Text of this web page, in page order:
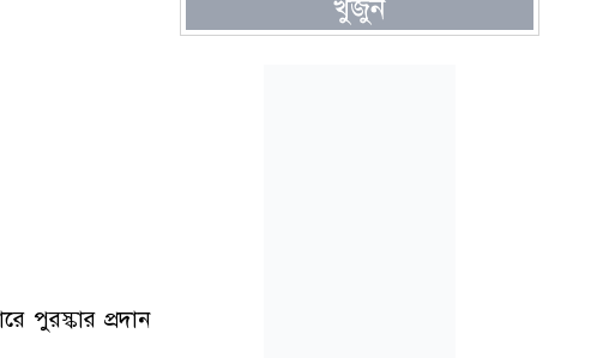
পুরস্কার প্রদান
খুঁজুন